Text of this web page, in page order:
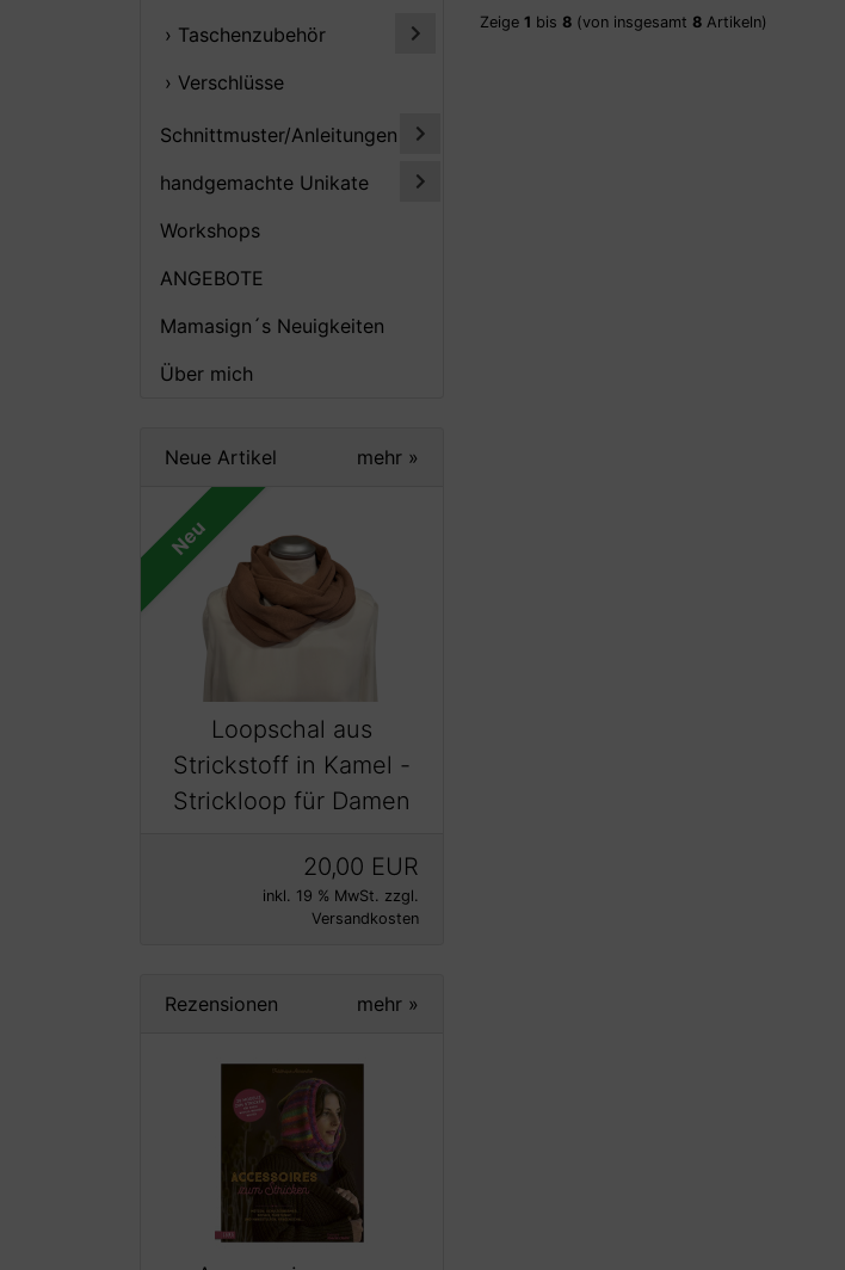
› Taschenzubehör
› Verschlüsse
Schnittmuster/Anleitungen
handgemachte Unikate
Workshops
ANGEBOTE
Mamasign´s Neuigkeiten
Über mich
Neue Artikel mehr »
Neu
Loopschal aus
Strickstoff in Kamel -
Strickloop für Damen
20,00 EUR
inkl. 19 % MwSt. zzgl.
Versandkosten
Rezensionen mehr »
Zeige 1 bis 8 (von insgesamt 8 Artikeln)